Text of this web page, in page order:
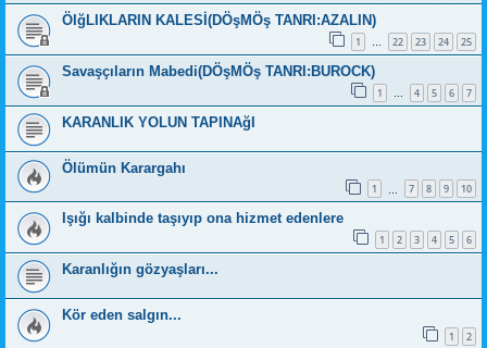
ÖIğLIKLARIN KALESİ(DÖşMÖş TANRI:AZALIN)
1 … 22 23 24 25
Savaşçıların Mabedi(DÖşMÖş TANRI:BUROCK)
1 … 4 5 6 7
KARANLIK YOLUN TAPINAğI
Ölümün Karargahı
1 7 8 9 10
Işığı kalbinde taşıyıp ona hizmet edenlere
1 2 3 4 5 6
Karanlığın gözyaşları...
Kör eden salgın...
1 2